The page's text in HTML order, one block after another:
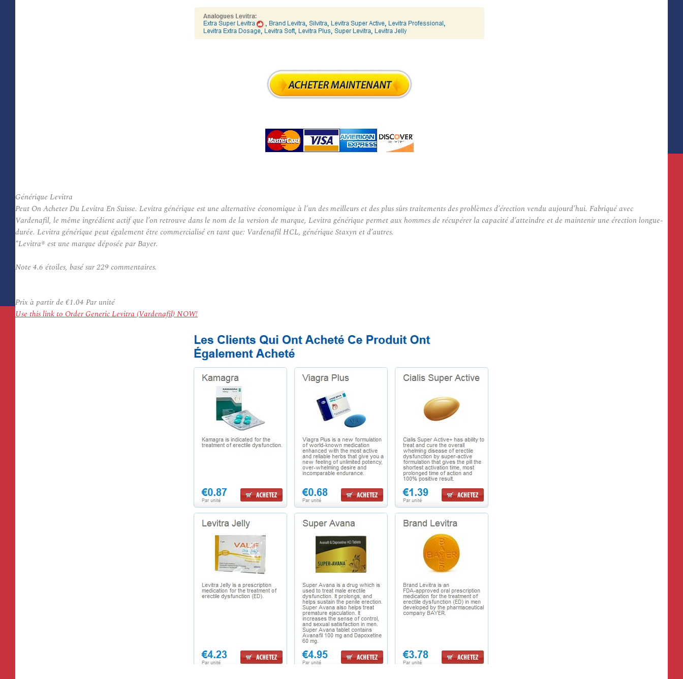
Générique Levitra
Peut On Acheter Du Levitra En Suisse. Levitra générique est une alternative économique à l’un des meilleurs et des plus sûrs traitements des problèmes d’érection vendu aujourd’hui. Fabriqué avec
Vardenafil, le même ingrédient actif que l’on retrouve dans le nom de la version de marque, Levitra générique permet aux hommes de récupérer la capacité d’atteindre et de maintenir une érection longue-
durée. Levitra générique peut également être commercialisé en tant que: Vardenafil HCL, générique Staxyn et d’autres.
*Levitra® est une marque déposée par Bayer.
Note 4.6 étoiles, basé sur229 commentaires.
Prix à partir de €1.04 Par unité
Use this link to Order Generic Levitra (Vardenafil) NOW!